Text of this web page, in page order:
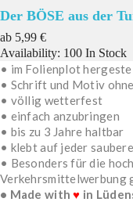
Der BÖSE aus der
ab Preis
5,99 €
Availability: 100 In Stock
• im Folienplot
• Schrift und Motiv
• völlig wetterfest
• einfach anzubringen
• bis zu 3 Jahre haltbar
• klebt auf jeder
• Besonders für die
Verkehrsmittelwerbung
• Made with♥ in